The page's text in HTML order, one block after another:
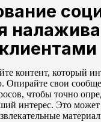
контент, который
Опирайте свои
чтобы точно
интерес. Это может